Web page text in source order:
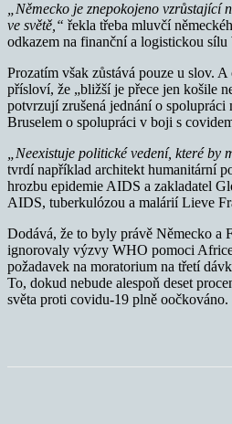
„Německo je znepokojeno vzrůstající
ve světě,“ řekla třeba mluvčí
odkazem na finanční a logistickou
Prozatím však zůstává pouze u slov.
přísloví, že „bližší je přece jen košile
potvrzují zrušená jednání o
Bruselem o spolupráci v boji s
„Neexistuje politické vedení, které
tvrdí například architekt humanitární
hrozbu epidemie AIDS a zakladatel
AIDS, tuberkulózou a malárií Lieve
Dodává, že to byly právě Německo a
ignorovaly výzvy WHO pomoci
požadavek na moratorium na třetí
To, dokud nebude alespoň deset
světa proti covidu-19 plně oočkováno.